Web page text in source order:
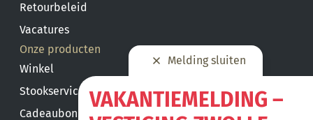
Melding sluiten
VAKANTIEMELDING –
Retourbeleid
Vacatures
Onze producten
Winkel
Stookservice
Cadeaubon saldo